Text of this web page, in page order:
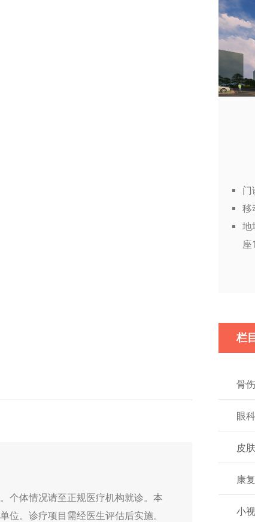
个体情况请至正规医疗机构就诊。本
位。诊疗项目需经医生评估后实施。
门
移
地
座
栏
骨
眼科
皮
康
小